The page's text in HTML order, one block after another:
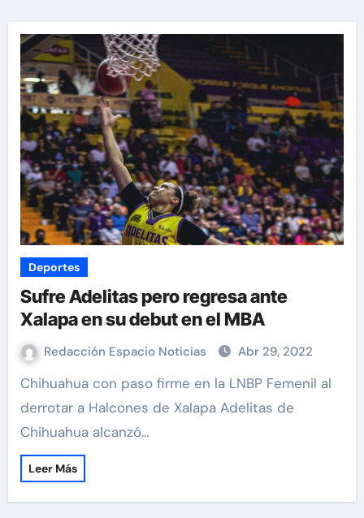
Deportes
Sufre Adelitas pero regresa ante
Xalapa en su debut en el MBA
Redacción Espacio Noticias Abr 29, 2022
Chihuahua con paso firme en la LNBP Femenil al
derrotar a Halcones de Xalapa Adelitas de
Chihuahua alcanzó…
Leer Más